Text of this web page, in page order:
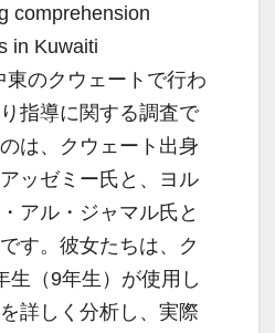
comprehension
in Kuwaiti
東のクウェートで行わ
指導に関する調査で
は、クウェート出身
ッゼミー氏と、ヨル
アル・ジャマル氏と
す。彼女たちは、ク
生（9年生）が使用し
詳しく分析し、実際